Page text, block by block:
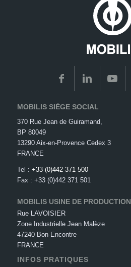
MOBILIS SIÈGE SOCIAL
370 Rue Jean de Guiramand,
BP 80049
13290 Aix-en-Provence Cedex 3
FRANCE
Tel : +33 (0)442 371 500
Fax : +33 (0)442 371 501
MOBILIS USINE DE PRODUCTION
Rue LAVOISIER
Zone Industrielle Jean Malèze
47240 Bon-Encontre
FRANCE
INFOS PRATIQUES